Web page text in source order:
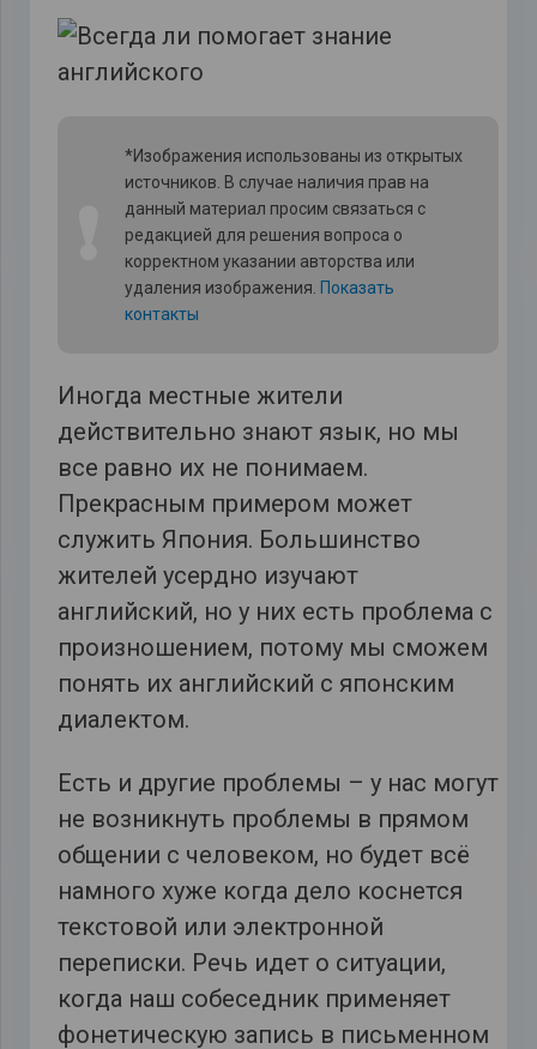
*Изображения использованы из открытых
источников. В случае наличия прав на
данный материал просим связаться с
редакцией для решения вопроса о
корректном указании авторства или
удаления изображения. Показать
контакты
Иногда местные жители
действительно знают язык, но мы
все равно их не понимаем.
Прекрасным примером может
служить Япония. Большинство
жителей усердно изучают
английский, но у них есть проблема с
произношением, потому мы сможем
понять их английский с японским
диалектом.
Есть и другие проблемы – у нас могут
не возникнуть проблемы в прямом
общении с человеком, но будет всё
намного хуже когда дело коснется
текстовой или электронной
переписки. Речь идет о ситуации,
когда наш собеседник применяет
фонетическую запись в письменном